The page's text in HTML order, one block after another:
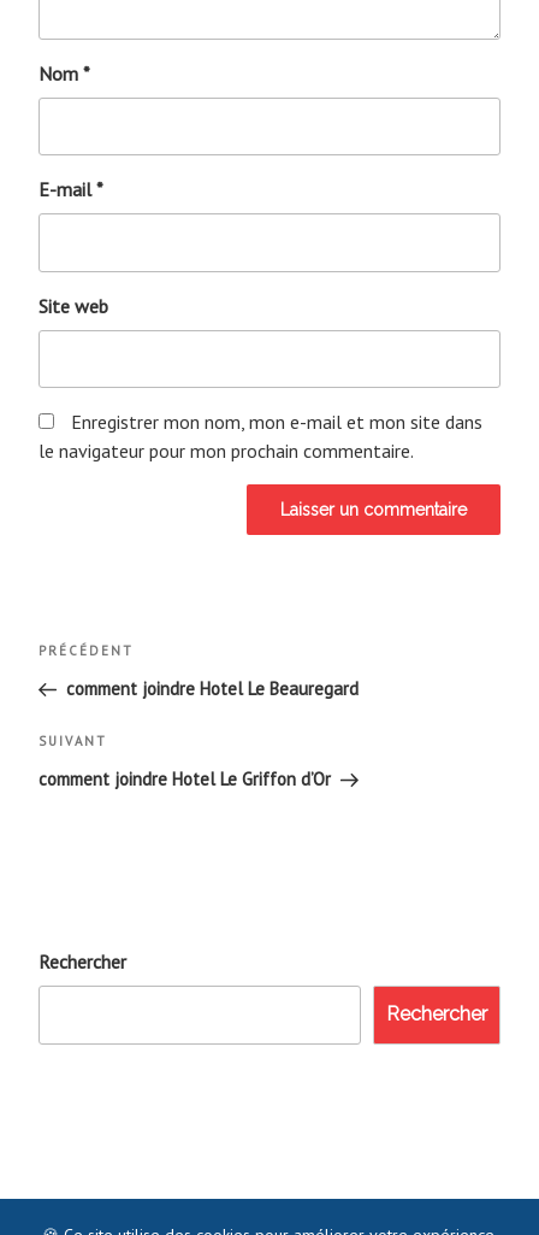
Nom *
E-mail*
Site web
Enregistrer mon nom, mon e-mail et mon site dans
le navigateur pour mon prochain commentaire.
Navigation
de
l’article
Article
précédent
PRÉCÉDENT
comment joindre Hotel Le Beauregard
Article
suivant
SUIVANT
comment joindre Hotel Le Griffon d’Or
Rechercher
Rechercher